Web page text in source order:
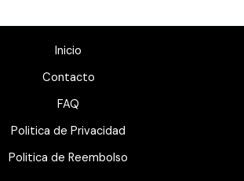
Inicio
Contacto
FAQ
Politica de Privacidad
Politica de Reembolso